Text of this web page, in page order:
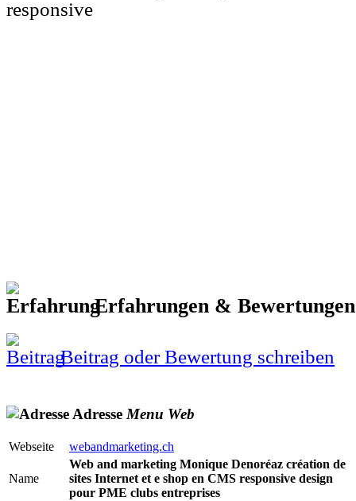
responsive
Erfahrungen &
Beitrag oder Bewertung schreiben
Adresse Menu Web
Webseite webandmarketing.ch
Name
Web and marketing Monique Denoréaz création de
sites Internet et e shop en CMS responsive design
pour PME clubs entreprises